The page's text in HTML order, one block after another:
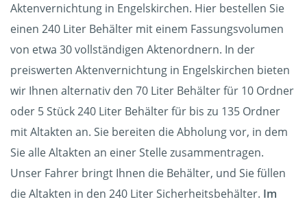
Aktenvernichtung in Engelskirchen. Hier bestellen Sie
einen 240 Liter Behälter mit einem Fassungsvolumen
von etwa 30 vollständigen Aktenordnern. In der
preiswerten Aktenvernichtung in Engelskirchen bieten
wir Ihnen alternativ den 70 Liter Behälter für 10 Ordner
oder 5 Stück 240 Liter Behälter für bis zu 135 Ordner
mit Altakten an. Sie bereiten die Abholung vor, in dem
Sie alle Altakten an einer Stelle zusammentragen.
Unser Fahrer bringt Ihnen die Behälter, und Sie füllen
die Altakten in den 240 Liter Sicherheitsbehälter. Im